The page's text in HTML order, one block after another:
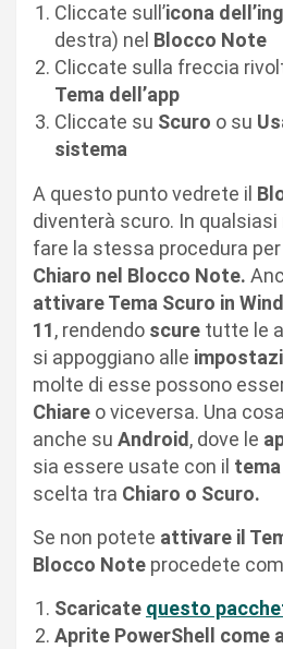
Cliccate sull’icona
destra) nel Blocco Note
Cliccate sulla freccia
Tema dell’app
Cliccate su Scuro o su
sistema
A questo punto vedrete il
diventerà scuro. In
fare la stessa procedura per
Chiaro nel Blocco Note.
attivare Tema Scuro in
11, rendendo scure tutte le
si appoggiano alle
molte di esse possono
Chiare o viceversa. Una
anche su Android , dove le
sia essere usate con il
scelta tra Chiaro o Scuro.
Se non potete attivare il
Blocco Note procedete
Scaricate questo
Aprite PowerShell come